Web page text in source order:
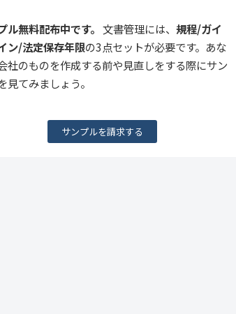
ル無料配布中です。 文書管理には、 規程/ガイ
ン/法定保存年限の3点セットが必要です。あな
社のものを作成する前や見直しをする際にサン
見てみましょう。
サンプルを請求する